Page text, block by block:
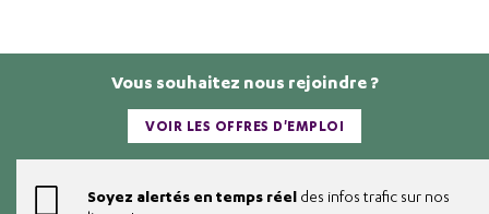
Vous souhaitez nous rejoindre ?
VOIR LES OFFRES D'EMPLOI
Soyez alertés en temps réel des infos trafic sur nos